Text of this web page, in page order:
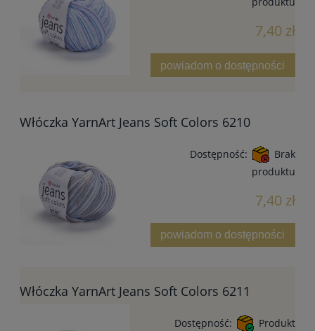
7,40 zł
powiadom o dostępności
Włóczka YarnArt Jeans Soft Colors 6210
Dostępność:
Brak
produktu
7,40 zł
powiadom o dostępności
Włóczka YarnArt Jeans Soft Colors 6211
Dostępność:
Produkt